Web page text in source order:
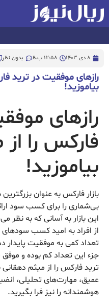
8 دی 1403 12:58 ب.ظ بدون نظر
رازهای موفقیت در ترید
بیاموزید!
رازهای
فارکس را
بیاموزید!
بازار فارکس به عنوان
بی‌شماری را برای کسب سود
این بازار به آسانی که به
از افراد به امید کسب سودهای
تعداد کمی به موفقیت
جزء این تعداد کم بوده و
ترید فارکس را از میثم
عمیق، مهارت‌های تحلیلی،
هوشمندانه را نیز فرا بگیرید.